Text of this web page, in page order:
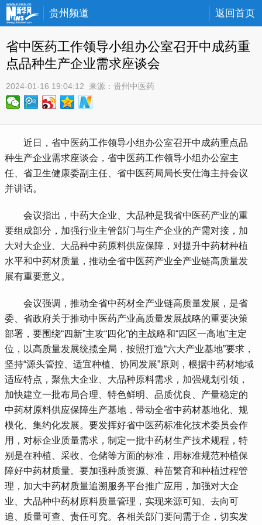
贵州频道 返回首页
省中医药工作领导小组办公室召开中成药重
点品种生产企业需求座谈会
2024-01-16 19:04:12 来源： 贵州中医药
近日，省中医药工作领导小组办公室召开中成药重点品
种生产企业需求座谈会，省中医药工作领导小组办公室主
任、省卫生健康委副主任、省中医药局局长安仕海主持会议
并讲话。
会议指出，中药大企业、大品种是我省中医药产业的重
要组成部分，加强行业主管部门与生产企业的产需对接，加
大对大企业、大品种中药原料供应保障，对提升中药材种植
水平和中药材质量，推动全省中医药产业全产业链高质量发
展有重要意义。
会议强调，推动全省中药材全产业链高质量发展，是省
委、省政府关于推动中医药产业高质量发展战略的重要决策
部署，要围绕“四新”主攻“四化”的主战略和“四区一高地”主定
位，以高质量发展统揽全局，按照打造“六大产业基地”要求，
坚持“源头管控、适宜种植、协同发展”原则，根据中药材地域
适应特点，聚焦大企业、大品种原料需求，加强规划引领，
加快建立一批布局合理、特色鲜明、品质优良、产量稳定的
中药材原料供应保障生产基地，带动全省中药材基地化、规
模化、集约化发展。要发挥好省中医药标准化技术委员会作
用，对标企业质量需求，制定一批中药材生产技术规程，特
别是在种植、采收、仓储等方面的标准，用标准规范种植保
障好中药材质量。要加强种质资源、种苗繁育和种植过程管
理，加大中药材质量追溯服务平台推广应用，加强对大企
业、大品种中药材原料质量管理，实现来源可知、去向可
追、质量可查、责任可究。各相关部门要问需于企，切实发